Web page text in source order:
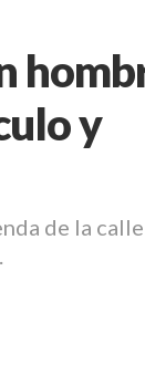
y
de la calle